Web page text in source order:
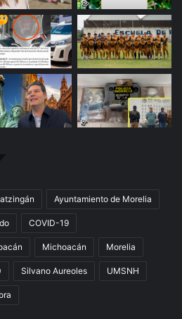
Ayuntamiento de Morelia
COVID-19
Michoacán Morelia
Silvano Aureoles UMSNH